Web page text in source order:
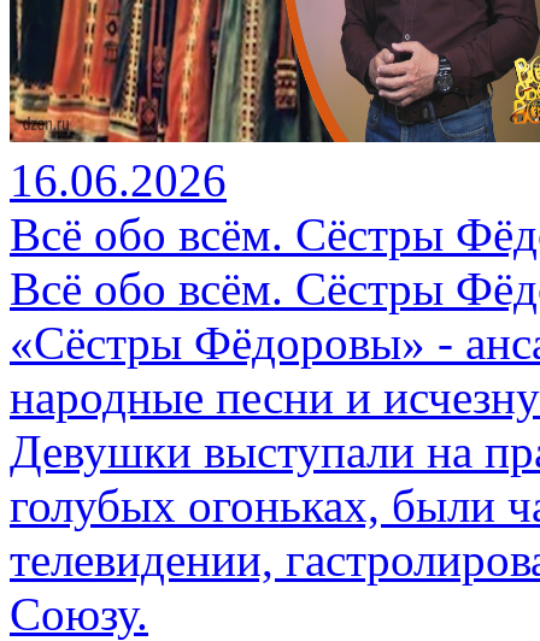
16.06.2026
Всё обо всём. Сёстры
Всё обо всём. Сёстры
«Сёстры Фёдоровы» -
народные песни и
Девушки выступали на
голубых огоньках, были
телевидении,
Союзу.